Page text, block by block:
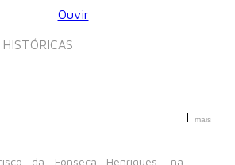
Ouvir
| mais
da Fonseca Henriques, na